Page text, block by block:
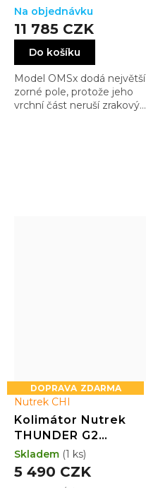
(OMSx) GLASS
edition 4MOA Dot
(3.25MOA)
11 785 CZK
Do košíku
Model OMSx dodá největší
zorné pole, protože jeho
vrchní část neruší zrakový
Na objednávku
ZDARMA
Nutrek CHI
Kolimátor Nutrek
THUNDER G2
(Variable MOA / RED
/ 30x22)
5 490 CZK
Skladem (1 ks)